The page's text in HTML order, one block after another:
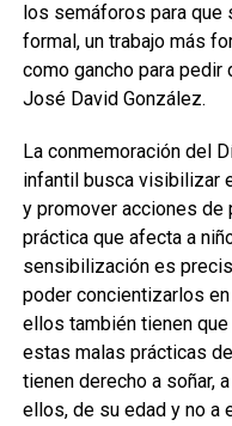
los semáforos para que
formal, un trabajo más
como gancho para
José David González.
La conmemoración del
infantil busca visibilizar
y promover acciones de
práctica que afecta a
sensibilización es
poder concientizarlos
ellos también tienen
estas malas prácticas
tienen derecho a soñar,
ellos, de su edad y no a